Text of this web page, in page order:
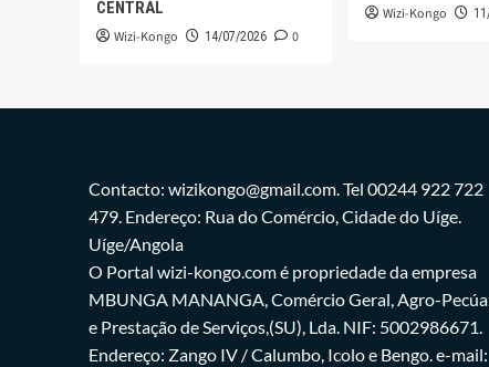
CENTRAL
Wizi-Kongo 14/07/2026 0
Wizi-Kongo
Contacto: wizikongo@gmail.com. Tel 00244 922 722
479. Endereço: Rua do Comércio, Cidade do Uíge.
Uíge/Angola
O Portal wizi-kongo.com é propriedade da empresa
MBUNGA MANANGA, Comércio Geral, Agro-
e Prestação de Serviços,(SU), Lda. NIF: 5002986671.
Endereço: Zango IV / Calumbo, Icolo e Bengo. e-mail: